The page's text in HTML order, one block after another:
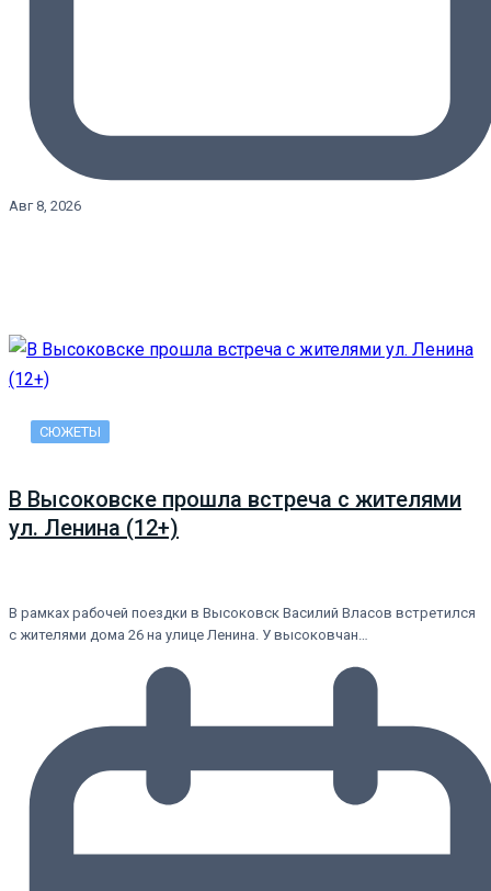
Авг 8, 2026
СЮЖЕТЫ
В Высоковске прошла встреча с жителями
ул. Ленина (12+)
В рамках рабочей поездки в Высоковск Василий Власов встретился
с жителями дома 26 на улице Ленина. У высоковчан…